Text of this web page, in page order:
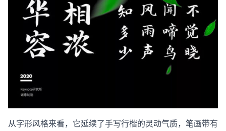
从字形风格来看，它延续了手写行楷的灵动气质，笔画带有